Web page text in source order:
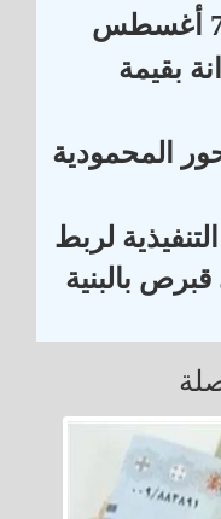
بقيمة
المحمودية
لربط
بالبنية